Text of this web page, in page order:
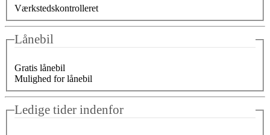
Værkstedskontrolleret
Lånebil
Gratis lånebil
Mulighed for lånebil
Ledige tider indenfor